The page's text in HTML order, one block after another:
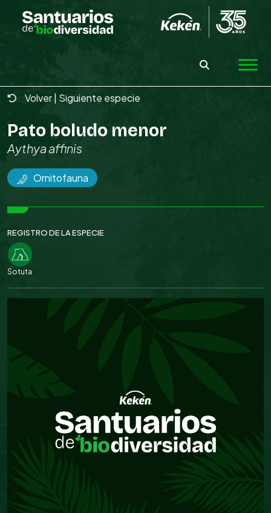
Volver Siguiente especie
Pato boludo menor
Aythya affinis
Ornitofauna
REGISTRO DE LA ESPECIE
Sotuta